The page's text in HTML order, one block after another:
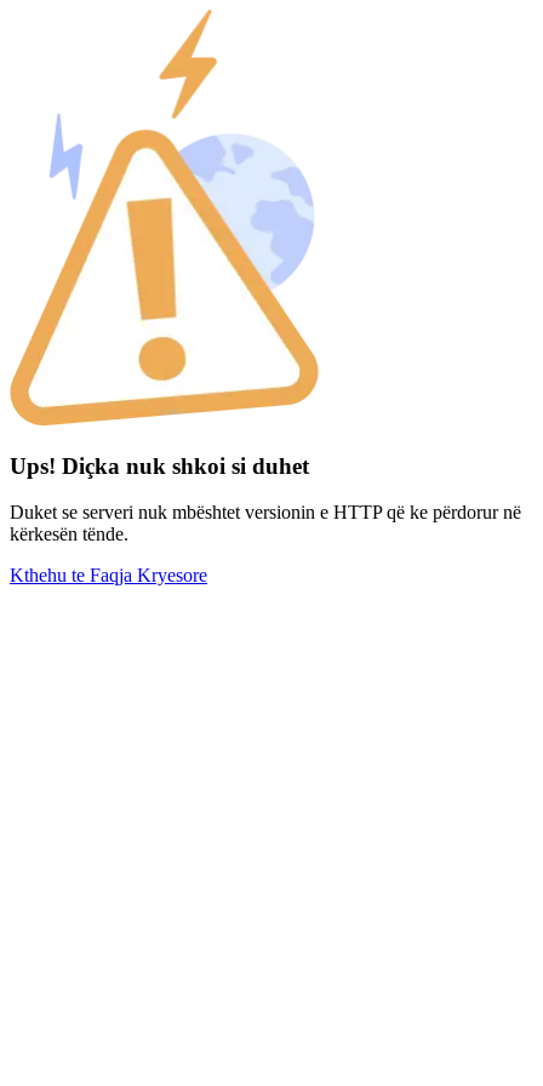
Ups! Diçka nuk shkoi si duhet
Duket se serveri nuk mbështet versionin e HTTP që ke përdorur në
kërkesën tënde.
Kthehu te Faqja Kryesore